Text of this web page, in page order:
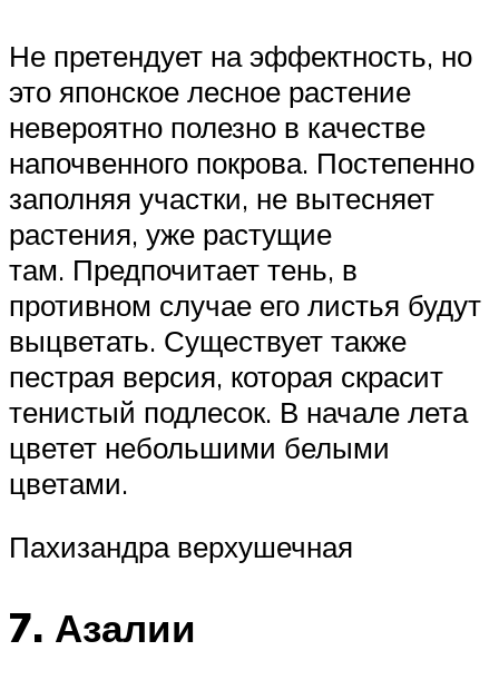
Не претендует на эффектность, но
это японское лесное растение
невероятно полезно в качестве
напочвенного покрова. Постепенно
заполняя участки, не вытесняет
растения, уже растущие
там. Предпочитает тень, в
противном случае его листья будут
выцветать. Существует также
пестрая версия, которая скрасит
тенистый подлесок. В начале лета
цветет небольшими белыми
цветами.
Пахизандра верхушечная
7. Азалии